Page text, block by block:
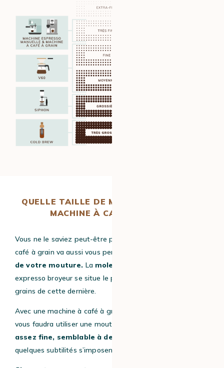
QUELLE TAILLE DE MOUTURE POUR UNE
MACHINE À CAFÉ À GRAIN ?
Vous ne le saviez peut-être pas, mais votre machine à
café à grain va aussi vous permettre de
de votre mouture. La molette de réglage
expresso broyeur se situe le plus souvent dans le bac à
grains de cette dernière.
Avec une machine à café à grain, traditionnellement, il
vous faudra utiliser une mouture à la
assez fine, semblable à de la farine.
quelques subtilités s’imposent.